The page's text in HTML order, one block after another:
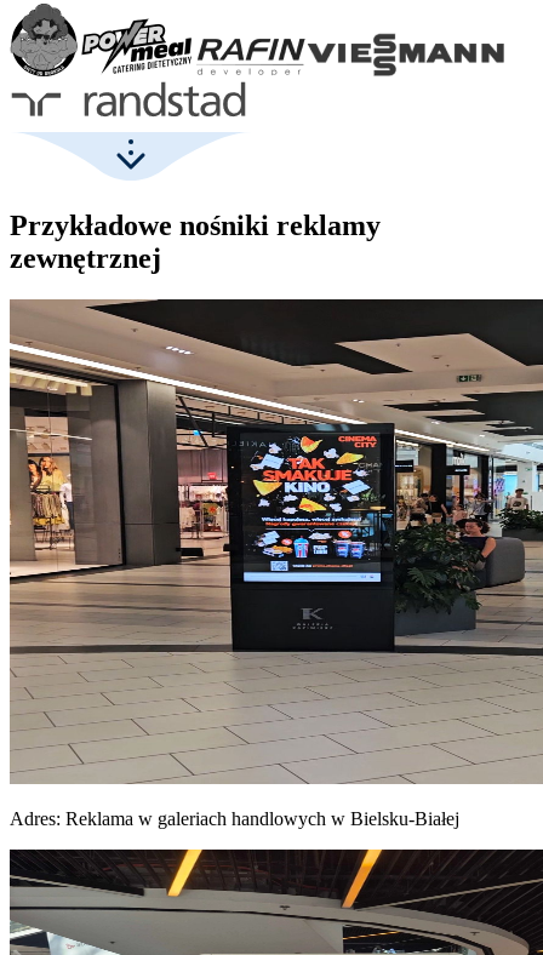
Przykładowe nośniki reklamy
zewnętrznej
Adres: Reklama w galeriach handlowych w Bielsku-Białej